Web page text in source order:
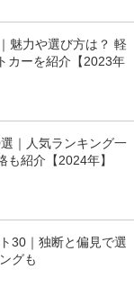
魅力や選び方は？ 軽
カーを紹介【2023年
｜人気ランキング一
紹介【2024年】
30｜独断と偏見で選
グも